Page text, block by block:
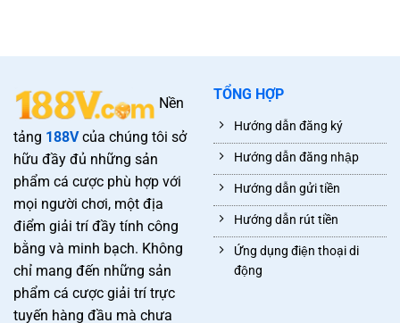
Nền
tảng 188Vcủa chúng tôi sở
hữu đầy đủ những sản
phẩm cá cược phù hợp với
mọi người chơi, một địa
điểm giải trí đầy tính công
bằng và minh bạch. Không
chỉ mang đến những sản
phẩm cá cược giải trí trực
tuyến hàng đầu mà chưa
TỔNG HỢP
Hướng dẫn đăng ký
Hướng dẫn đăng nhập
Hướng dẫn gửi tiền
Hướng dẫn rút tiền
Ứng dụng điện thoại di
động